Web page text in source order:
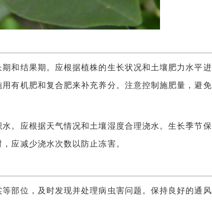
结果期。应根据植株的生长状况和土壤肥力水平进
有机肥和复合肥来补充养分。注意控制施肥量，避免
应根据天气情况和土壤湿度合理浇水。生长季节保
应减少浇水次数以防止冻害。
位，及时发现并处理病虫害问题。保持良好的通风